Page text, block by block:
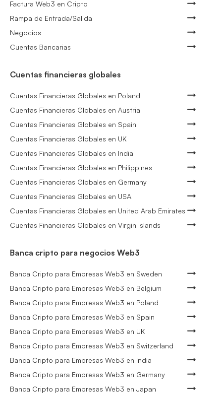
Factura Web3 en Cripto
Rampa de Entrada/Salida
Negocios
Cuentas Bancarias
Cuentas financieras globales
Cuentas Financieras Globales en Poland
Cuentas Financieras Globales en Austria
Cuentas Financieras Globales en Spain
Cuentas Financieras Globales en UK
Cuentas Financieras Globales en India
Cuentas Financieras Globales en Philippines
Cuentas Financieras Globales en Germany
Cuentas Financieras Globales en USA
Cuentas Financieras Globales en United Arab Emirates
Cuentas Financieras Globales en Virgin Islands
Banca cripto para negocios Web3
Banca Cripto para Empresas Web3 en Sweden
Banca Cripto para Empresas Web3 en Belgium
Banca Cripto para Empresas Web3 en Poland
Banca Cripto para Empresas Web3 en Spain
Banca Cripto para Empresas Web3 en UK
Banca Cripto para Empresas Web3 en Switzerland
Banca Cripto para Empresas Web3 en India
Banca Cripto para Empresas Web3 en Germany
Banca Cripto para Empresas Web3 en Japan